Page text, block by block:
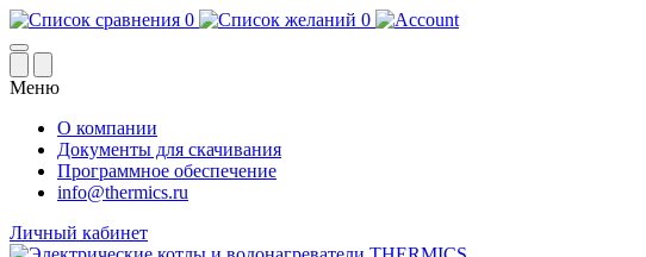
0 0
Меню
О компании
Документы для скачивания
Программное обеспечение
info@thermics.ru
Личный кабинет